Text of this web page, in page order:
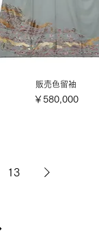
販売色留袖
価格
￥580,000
13